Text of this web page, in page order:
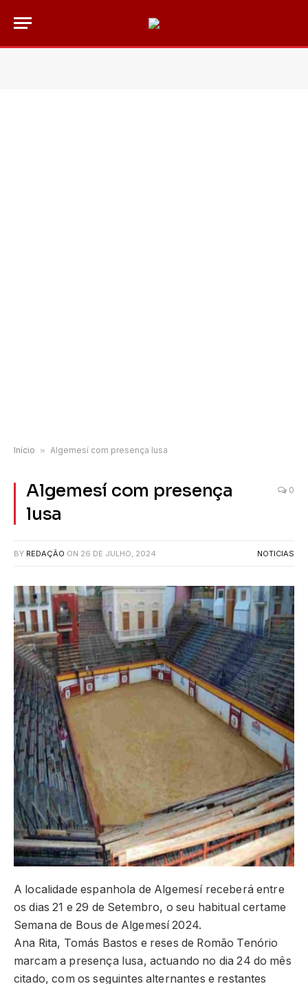
Início » Algemesí com presença lusa
Algemesí com presença
lusa
0
BY REDAÇÃO ON 26 DE JULHO, 2024 NOTICIAS
A localidade espanhola de Algemesí receberá entre
os dias 21 e 29 de Setembro, o seu habitual certame
Semana de Bous de Algemesí 2024.
Ana Rita, Tomás Bastos e reses de Romão Tenório
marcam a presença lusa, actuando no dia 24 do mês
citado, com os seguintes alternantes e restantes